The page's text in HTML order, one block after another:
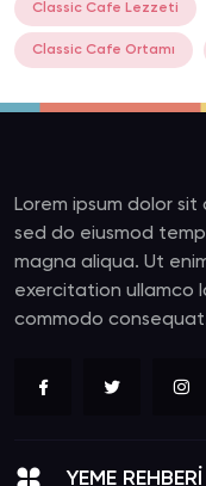
Classic Cafe Lezzeti
Classic Cafe Ortamı
Lorem ipsum dolor
sed do eiusmod
magna aliqua. Ut
exercitation ullamco
commodo
YEME REHBERİ